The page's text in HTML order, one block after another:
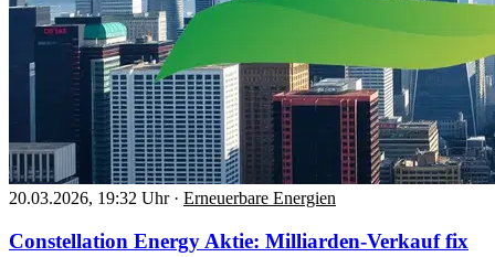
20.03.2026, 19:32 Uhr · Erneuerbare Energien
Constellation Energy Aktie: Milliarden-Verkauf fix